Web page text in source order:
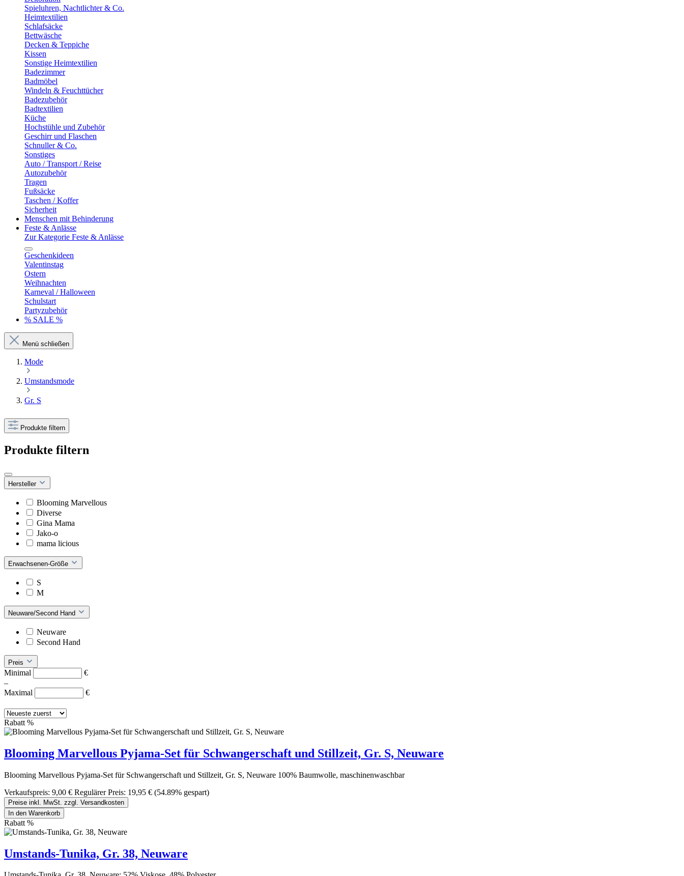
Spieluhren, Nachtlichter & Co.
Heimtextilien
Schlafsäcke
Bettwäsche
Decken & Teppiche
Kissen
Sonstige Heimtextilien
Badezimmer
Badmöbel
Windeln & Feuchttücher
Badezubehör
Badtextilien
Küche
Hochstühle und Zubehör
Geschirr und Flaschen
Schnuller & Co.
Sonstiges
Auto / Transport / Reise
Autozubehör
Tragen
Fußsäcke
Taschen / Koffer
Sicherheit
Menschen mit Behinderung
Feste & Anlässe
Zur Kategorie Feste & Anlässe
Geschenkideen
Valentinstag
Ostern
Weihnachten
Karneval / Halloween
Schulstart
Partyzubehör
% SALE %
Menü schließen
Mode
Umstandsmode
Gr. S
Produkte filtern
Produkte filtern
Hersteller
Blooming Marvellous
Diverse
Gina Mama
Jako-o
mama licious
Erwachsenen-Größe
S
M
Neuware/Second Hand
Neuware
Second Hand
Preis
Minimal
€
–
Maximal
€
Rabatt %
Blooming Marvellous Pyjama-Set für Schwangerschaft und Stillzeit, Gr. S, Neuware
Blooming Marvellous Pyjama-Set für Schwangerschaft und Stillzeit, Gr. S, Neuware 100% Baumwolle, maschinenwaschbar
Verkaufspreis: 9,00 € Regulärer Preis: 19,95 € (54.89% gespart)
Preise inkl. MwSt. zzgl. Versandkosten
In den Warenkorb
Rabatt %
Umstands-Tunika, Gr. 38, Neuware